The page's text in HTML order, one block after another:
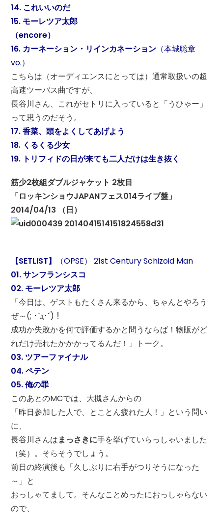
14. これいいのだ
15. モーレツア太郎
（encore）
16. カーネーション・リインカネーション （本城聡章
vo.）
こちらは（オーディエンスにとっては）通常取扱いの超
高速ツーバス曲ですが、
長谷川さん、これがセトリに入っていると「うひゃー」
って思うのだそう。
17. 香菜、頭をよくしてあげよう
18. くるくる少女
19. トリフィドの日が来ても二人だけは生き抜く
筋少2枚組ダブルジャケット 2枚目
「ロッキンショウJAPANフェス014ライブ盤」
2014/04/13 （日）
【SETLIST】
（OPSE） 21st Century Schizoid Man
01. サンフランシスコ
02. モーレツア太郎
「今日は、ゲストもたくさん来るから、ちゃんとやろう
ぜ～(; ･`д･´)！
成功か失敗かを何で評価するかと問うならば！物販がど
れだけ売れたかかかってるんだ！」トーク。
03. ツアーファイナル
04. ペテン
05. 俺の罪
このあとのMCでは、大槻さんからの
「昨日参加した人で、とことん疲れた人！」という問い
に、
長谷川さんはまっさきに手を挙げていらっしゃいました
（笑）。そらそうでしょう。
前日の終演後も「久しぶりに右手がつりそうになった
～」と
おっしゃてまして。そんなことめったにおっしゃらない
ので、